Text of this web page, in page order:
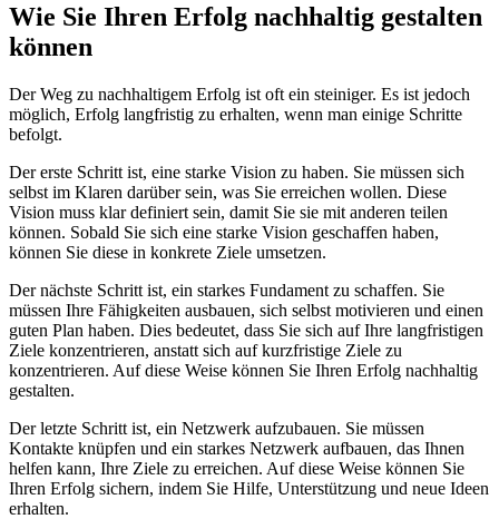
Wie Sie Ihren Erfolg nachhaltig gestalten
können
Der Weg zu nachhaltigem Erfolg ist oft ein steiniger. Es ist jedoch
möglich, Erfolg langfristig zu erhalten, wenn man einige Schritte
befolgt.
Der erste Schritt ist, eine starke Vision zu haben. Sie müssen sich
selbst im Klaren darüber sein, was Sie erreichen wollen. Diese
Vision muss klar definiert sein, damit Sie sie mit anderen teilen
können. Sobald Sie sich eine starke Vision geschaffen haben,
können Sie diese in konkrete Ziele umsetzen.
Der nächste Schritt ist, ein starkes Fundament zu schaffen. Sie
müssen Ihre Fähigkeiten ausbauen, sich selbst motivieren und einen
guten Plan haben. Dies bedeutet, dass Sie sich auf Ihre langfristigen
Ziele konzentrieren, anstatt sich auf kurzfristige Ziele zu
konzentrieren. Auf diese Weise können Sie Ihren Erfolg nachhaltig
gestalten.
Der letzte Schritt ist, ein Netzwerk aufzubauen. Sie müssen
Kontakte knüpfen und ein starkes Netzwerk aufbauen, das Ihnen
helfen kann, Ihre Ziele zu erreichen. Auf diese Weise können Sie
Ihren Erfolg sichern, indem Sie Hilfe, Unterstützung und neue Ideen
erhalten.